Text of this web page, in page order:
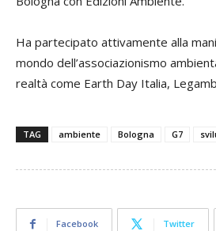
Ha partecipato attivamente alla
mondo dell’associazionismo
realtà come Earth Day Italia,
TAG ambiente Bologna G7
Facebook Twitter